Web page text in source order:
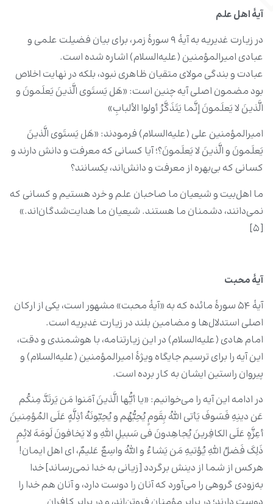
آیۀ اهل علم
در زیارت غدیریه به آیۀ ۹ سورۀ زمر، برای بیان فضیلت علمی و
عبادی امیرالمؤمنین (علیه‌السلام) اشاره شده است.
عبادت و بندگی مولای متقیان ظاهری نبود، بلکه در نهایت اخلاص
بود مضمون اصلی آیه چنین است: «هَل یَستَوی الَّذینَ یَعلَمونَ و
الَّذینَ لا یَعلَمونَ إنَّما یَتَذَکَّرُ أولوا الألبابِ»
امیرالمؤمنین علی (علیه‌السلام) فرمودند: «هَل یَستَوی الَّذینَ
یَعلَمونَ و الَّذینَ لا یَعلَمونَ؟؛ آیا کسانی که معرفت و دانش دارند و
کسانی که بی‌بهره از معرفت و دانش‌اند، یکسانند؟
ما اهل‌بیت و شیعیان ما صاحبان علم و خرد هستیم و کسانی که
نمی‌دانند، دشمنان ما هستند. شیعیان ما هدایت‌شدگان‌اند.»
[۵]
آیۀ محبت
آیۀ ۵۴ سورۀ مائده که به «آیۀ محبت» مشهور است، یکی از ارکان
اصلی استدلال‌ها و مضامین بلند در زیارت غدیریه است.
امام هادی (علیه‌السلام) در این زیارتنامه، با هوشمندی و دقت،
این آیه را برای ترسیم جایگاه ویژۀ امیرالمؤمنین (علیه‌السلام) و
پیروان راستین ایشان به کار برده است.
در ادامه این آیه را می‌خوانیم: «یا أیُّها الَّذینَ آمَنوا مَن یَرتَدَّ مِنکُم
عَن دینِهِ فَسَوفَ یَأتی اللهُ بِقَومٍ یُحِبُّهُم و یُحِبّونَهُ أذِلَّهٍ عَلَى المُؤمِنینَ
أعِزَّهٍ عَلَى الکافِرینَ یُجاهِدونَ فی سَبیلِ اللهِ و لا یَخافونَ لَومَهَ لائِمٍ
ذَلِکَ فَضلُ اللهِ یُؤتیهِ مَن یَشاءُ و اللهُ واسِعٌ عَلیمٌ، ای اهل ایمان!
هرکس از شما از دینش برگردد [زیانی به خدا نمی‌رساند] خدا
به‌زودی گروهی را می‌آورد که آنان را دوست دارد، و آنان هم خدا را